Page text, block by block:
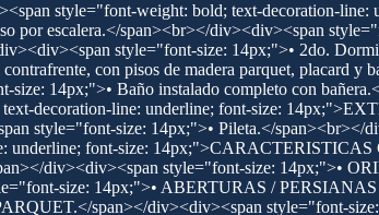
style="font-weight: bold; text-decoration-
por escalera.</span><br></div><div><span
style="font-size: 14px;">• 2do.
con pisos de madera parquet, placard
size: 14px;">• Baño instalado completo con
decoration-line: underline; font-size:
style="font-size: 14px;">• Pileta.</
underline; font-size:
div><div><span style="font-size: 14px;">•
size: 14px;">• ABERTURAS /
span></div><div><span style="font-